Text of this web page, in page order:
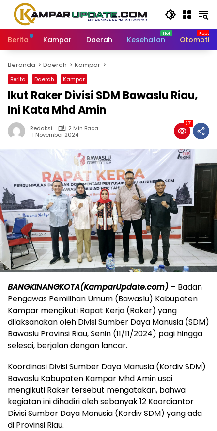
Langsung
konten
Berita
Kampar Daerah Kesehatan Otomotif
Beranda Daerah Kampar
Berita Daerah Kampar
Ikut Raker Divisi SDM Bawaslu Riau,
Ini Kata Mhd Amin
Redaksi
2 Min Baca
11 November 2024
371
BANGKINANGKOTA(KamparUpdate.com) – Badan
Pengawas Pemilihan Umum (Bawaslu) Kabupaten
Kampar mengikuti Rapat Kerja (Raker) yang
dilaksanakan oleh Divisi Sumber Daya Manusia (SDM)
Bawaslu Provinsi Riau, Senin (11/11/2024) pagi hingga
selesai, berjalan dengan lancar.
Koordinasi Divisi Sumber Daya Manusia (Kordiv SDM)
Bawaslu Kabupaten Kampar Mhd Amin usai
mengikuti Raker tersebut mengatakan, bahwa
kegiatan ini dihadiri oleh sebanyak 12 Koordiantor
Divisi Sumber Daya Manusia (Kordiv SDM) yang ada
di Provinsi Riau.